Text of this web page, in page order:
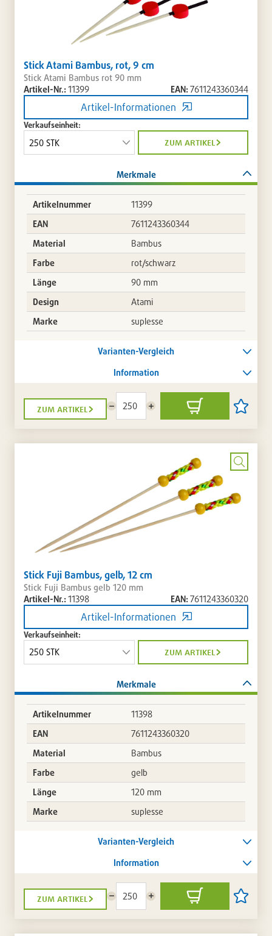
Stick Atami Bambus, rot, 9 cm
Stick Atami Bambus rot 90 mm
Artikel-Nr.:11399 EAN:7611243360344
Artikel-Informationen
Verkaufseinheit:
zum artikel
Merkmale
Artikelnummer
11399
EAN
7611243360344
Material
Bambus
Farbe
rot/schwarz
Länge
90 mm
Design
Atami
Marke
suplesse
Varianten-Vergleich
Information
zum artikel
Menge
reduzieren
Menge
erhöhen
In
den
Artikel
/
Bild
Stick Fuji Bambus, gelb, 12 cm
Stick Fuji Bambus gelb 120 mm
Artikel-Nr.:11398 EAN:7611243360320
Artikel-Informationen
Verkaufseinheit:
zum artikel
Merkmale
Artikelnummer
11398
EAN
7611243360320
Material
Bambus
Farbe
gelb
Länge
120 mm
Marke
suplesse
Varianten-Vergleich
Information
zum artikel
Menge
reduzieren
Menge
erhöhen
In
den
Artikel